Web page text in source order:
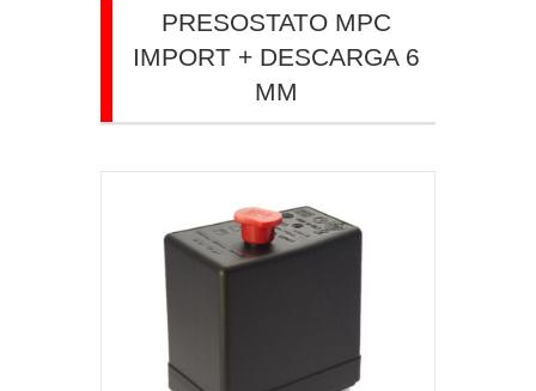
PRESOSTATO MPC
IMPORT + DESCARGA 6
MM